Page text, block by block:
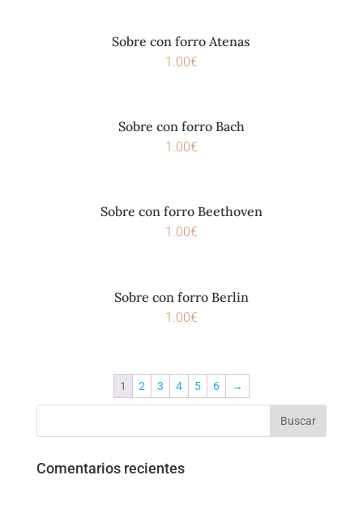
Sobre con forro Atenas
1.00€
Sobre con forro Bach
1.00€
Sobre con forro Beethoven
1.00€
Sobre con forro Berlin
1.00€
1 2 3 4 5 6 →
Comentarios recientes